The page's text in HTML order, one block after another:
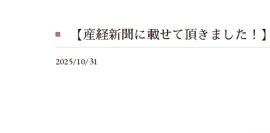
【産経新聞に載せて頂きました！
2025/10/31